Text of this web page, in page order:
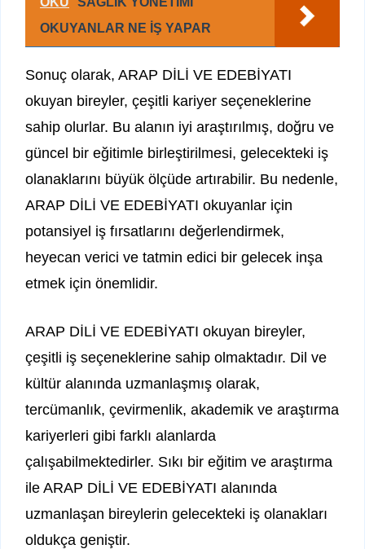
OKUYANLAR NE İŞ YAPAR
Sonuç olarak, ARAP DİLİ VE EDEBİYATI
okuyan bireyler, çeşitli kariyer seçeneklerine
sahip olurlar. Bu alanın iyi araştırılmış, doğru ve
güncel bir eğitimle birleştirilmesi, gelecekteki iş
olanaklarını büyük ölçüde artırabilir. Bu nedenle,
ARAP DİLİ VE EDEBİYATI okuyanlar için
potansiyel iş fırsatlarını değerlendirmek,
heyecan verici ve tatmin edici bir gelecek inşa
etmek için önemlidir.
ARAP DİLİ VE EDEBİYATI okuyan bireyler,
çeşitli iş seçeneklerine sahip olmaktadır. Dil ve
kültür alanında uzmanlaşmış olarak,
tercümanlık, çevirmenlik, akademik ve araştırma
kariyerleri gibi farklı alanlarda
çalışabilmektedirler. Sıkı bir eğitim ve araştırma
ile ARAP DİLİ VE EDEBİYATI alanında
uzmanlaşan bireylerin gelecekteki iş olanakları
oldukça geniştir.